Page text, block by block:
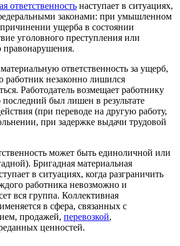
ответственность наступает в ситуациях,
законами: при умышленном
ущерба в состоянии
уголовного преступления или
правонарушения.
ответственность за ущерб,
работник незаконно лишился
Работодатель возмещает работнику
последний был лишен в результате
(при переводе на другую работу,
при задержке выдачи трудовой
может быть единоличной или
Бригадная материальная
в ситуациях, когда разграничить
работника невозможно и
вся группа. Коллективная
в сфера, связанных с
продажей, перевозкой,
ценностей.